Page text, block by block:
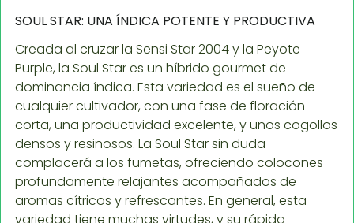
SOUL STAR: UNA ÍNDICA POTENTE Y PRODUCTIVA
Creada al cruzar la Sensi Star 2004 y la Peyote
Purple, la Soul Star es un híbrido gourmet de
dominancia índica. Esta variedad es el sueño de
cualquier cultivador, con una fase de floración
corta, una productividad excelente, y unos cogollos
densos y resinosos. La Soul Star sin duda
complacerá a los fumetas, ofreciendo colocones
profundamente relajantes acompañados de
aromas cítricos y refrescantes. En general, esta
variedad tiene muchas virtudes, y su rápida